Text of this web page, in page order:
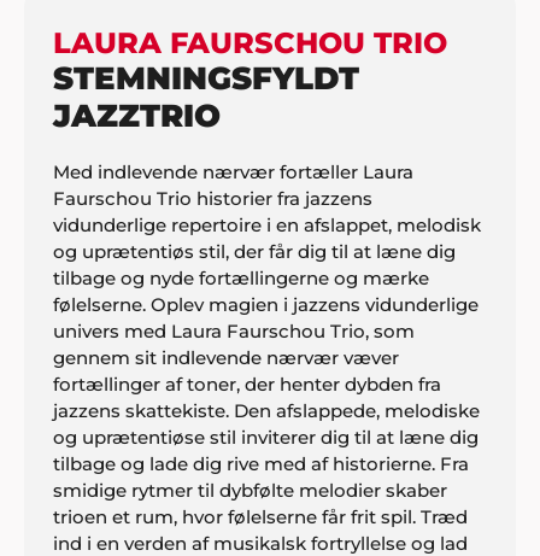
LAURA FAURSCHOU TRIO
STEMNINGSFYLDT
JAZZTRIO
Med indlevende nærvær fortæller Laura
Faurschou Trio historier fra jazzens
vidunderlige repertoire i en afslappet, melodisk
og uprætentiøs stil, der får dig til at læne dig
tilbage og nyde fortællingerne og mærke
følelserne. Oplev magien i jazzens vidunderlige
univers med Laura Faurschou Trio, som
gennem sit indlevende nærvær væver
fortællinger af toner, der henter dybden fra
jazzens skattekiste. Den afslappede, melodiske
og uprætentiøse stil inviterer dig til at læne dig
tilbage og lade dig rive med af historierne. Fra
smidige rytmer til dybfølte melodier skaber
trioen et rum, hvor følelserne får frit spil. Træd
ind i en verden af musikalsk fortryllelse og lad